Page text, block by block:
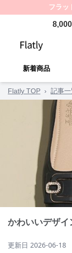
フラッ
8,000
新着商品
Flatly TOP › 記事一
かわいいデザ
更新日 2026-06-18